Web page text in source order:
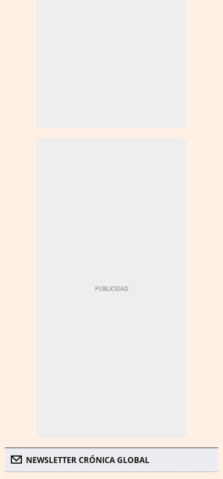
NEWSLETTER CRÓNICA GLOBAL